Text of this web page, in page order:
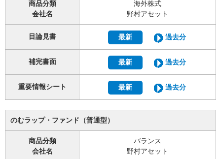
商品分類
会社名
海外株式
野村アセット
目論見書 最新 過去分
補完書面 最新 過去分
重要情報シート 最新 過去分
のむラップ・ファンド（普通型）
商品分類
会社名
バランス
野村アセット